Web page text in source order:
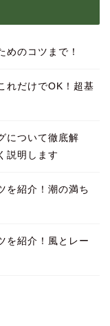
めのコツまで！
れだけでOK！超基
について徹底解
説明します
を紹介！潮の満ち
を紹介！風とレー